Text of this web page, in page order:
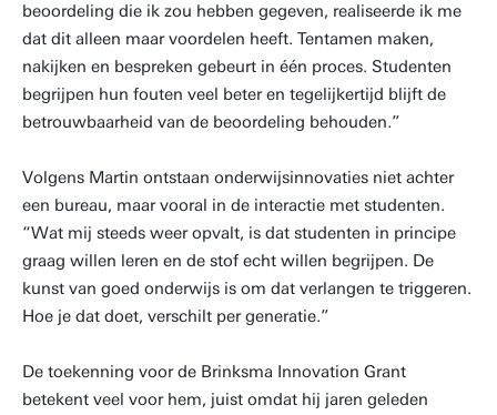
beoordeling die ik zou hebben gegeven, realiseerde ik me
dat dit alleen maar voordelen heeft. Tentamen maken,
nakijken en bespreken gebeurt in één proces. Studenten
begrijpen hun fouten veel beter en tegelijkertijd blijft de
betrouwbaarheid van de beoordeling behouden.”
Volgens Martin ontstaan onderwijsinnovaties niet achter
een bureau, maar vooral in de interactie met studenten.
“Wat mij steeds weer opvalt, is dat studenten in principe
graag willen leren en de stof echt willen begrijpen. De
kunst van goed onderwijs is om dat verlangen te triggeren.
Hoe je dat doet, verschilt per generatie.”
De toekenning voor de Brinksma Innovation Grant
betekent veel voor hem, juist omdat hij jaren geleden